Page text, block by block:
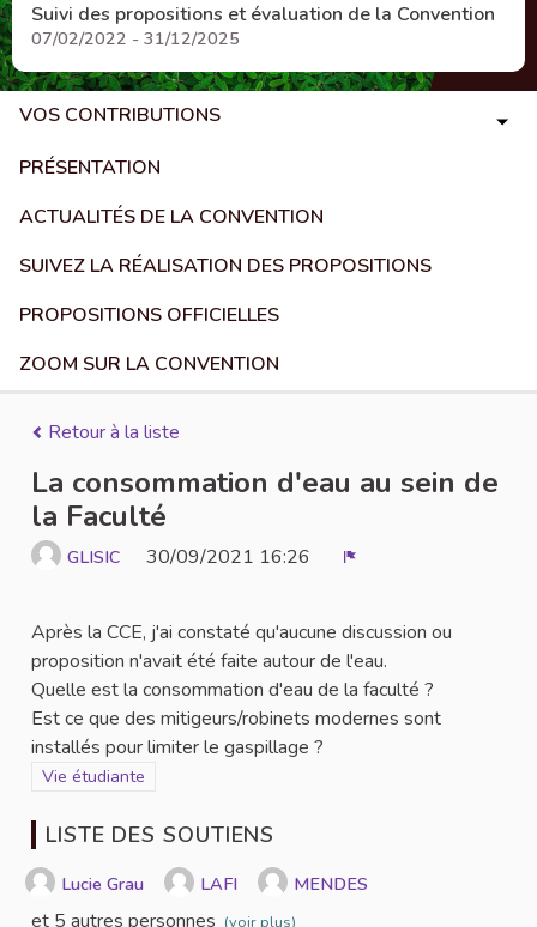
Suivi des propositions et évaluation de la Convention
07/02/2022 - 31/12/2025
VOS CONTRIBUTIONS
PRÉSENTATION
ACTUALITÉS DE LA CONVENTION
SUIVEZ LA RÉALISATION DES PROPOSITIONS
PROPOSITIONS OFFICIELLES
ZOOM SUR LA CONVENTION
Retour à la liste
La consommation d'eau au sein de
la Faculté
GLISIC 30/09/2021 16:26
Après la CCE, j'ai constaté qu'aucune discussion ou
proposition n'avait été faite autour de l'eau.
Quelle est la consommation d'eau de la faculté ?
Est ce que des mitigeurs/robinets modernes sont
installés pour limiter le gaspillage ?
Filtrer les résultats de la catégorie : Vie étudiante
Vie étudiante
LISTE DES SOUTIENS
Lucie Grau LAFI MENDES
et 5 autres personnes (voir plus)